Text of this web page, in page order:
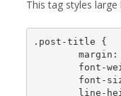
This tag styles
.post-title {
	margin: 0 0 5px;